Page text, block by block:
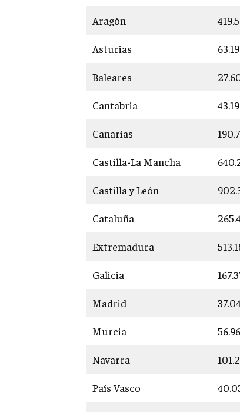
Aragón
Asturias
Baleares
Cantabria
Canarias
Castilla-La Mancha
Castilla y León
Cataluña
Extremadura
Galicia
Madrid
Murcia
Navarra
País Vasco